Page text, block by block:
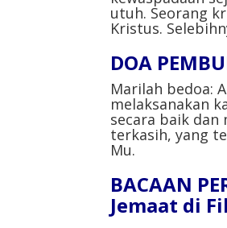
utuh. Seorang
Kristus.
DOA
Marilah bedoa:
melaksanakan
secara baik dan
terkasih, yang
Mu.
BACAAN
Jemaat di